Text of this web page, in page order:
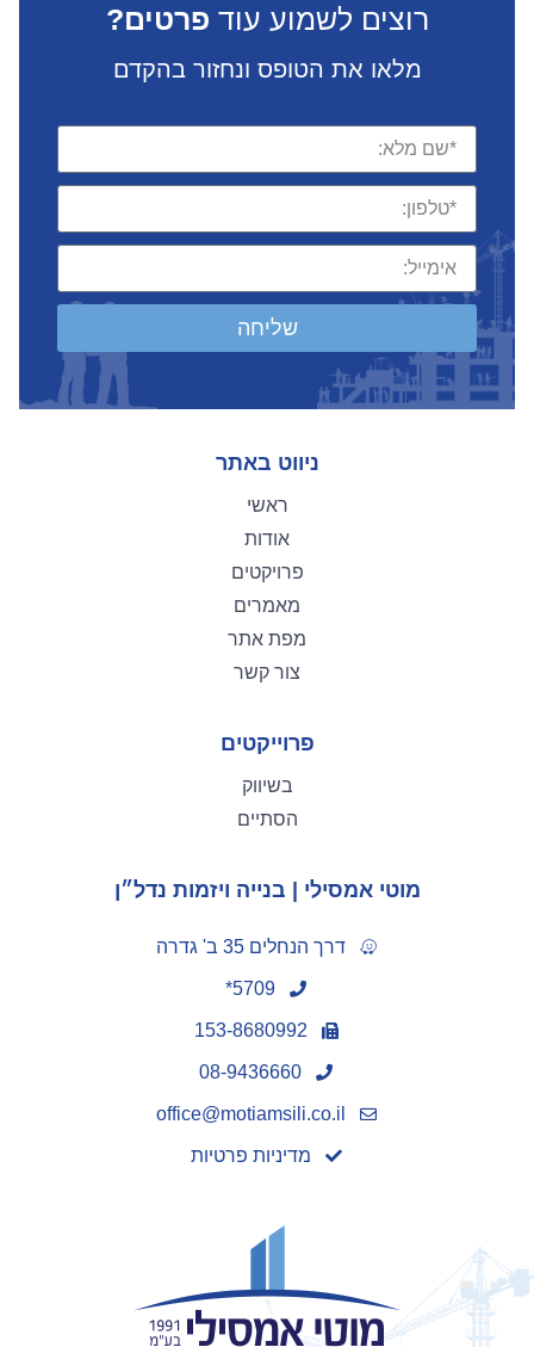
רוצים לשמוע עוד פרטים?
מלאו את הטופס ונחזור בהקדם
שליחה
ניווט באתר
ראשי
אודות
פרויקטים
מאמרים
מפת אתר
צור קשר
פרוייקטים
בשיווק
הסתיים
מוטי אמסילי | בנייה ויזמות נדל״ן
דרך הנחלים 35 ב' גדרה
5709*
153-8680992
08-9436660
office@motiamsili.co.il
מדיניות פרטיות